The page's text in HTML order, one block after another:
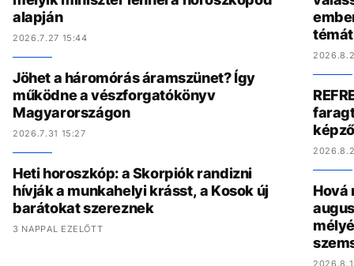
alapján
2026.7.27 15:44
Jöhet a háromórás áramszünet? Így
működne a vészforgatókönyv
Magyarországon
2026.7.31 15:27
Heti horoszkóp: a Skorpiók randizni
hívják a munkahelyi krásst, a Kosok új
barátokat szereznek
3 NAPPAL EZELŐTT
témát
Hová